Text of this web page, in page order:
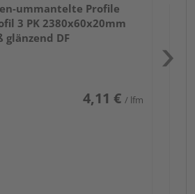
ummantelte Profile
3 PK 2380x60x20mm
glänzend DF
4,11 € / lfm